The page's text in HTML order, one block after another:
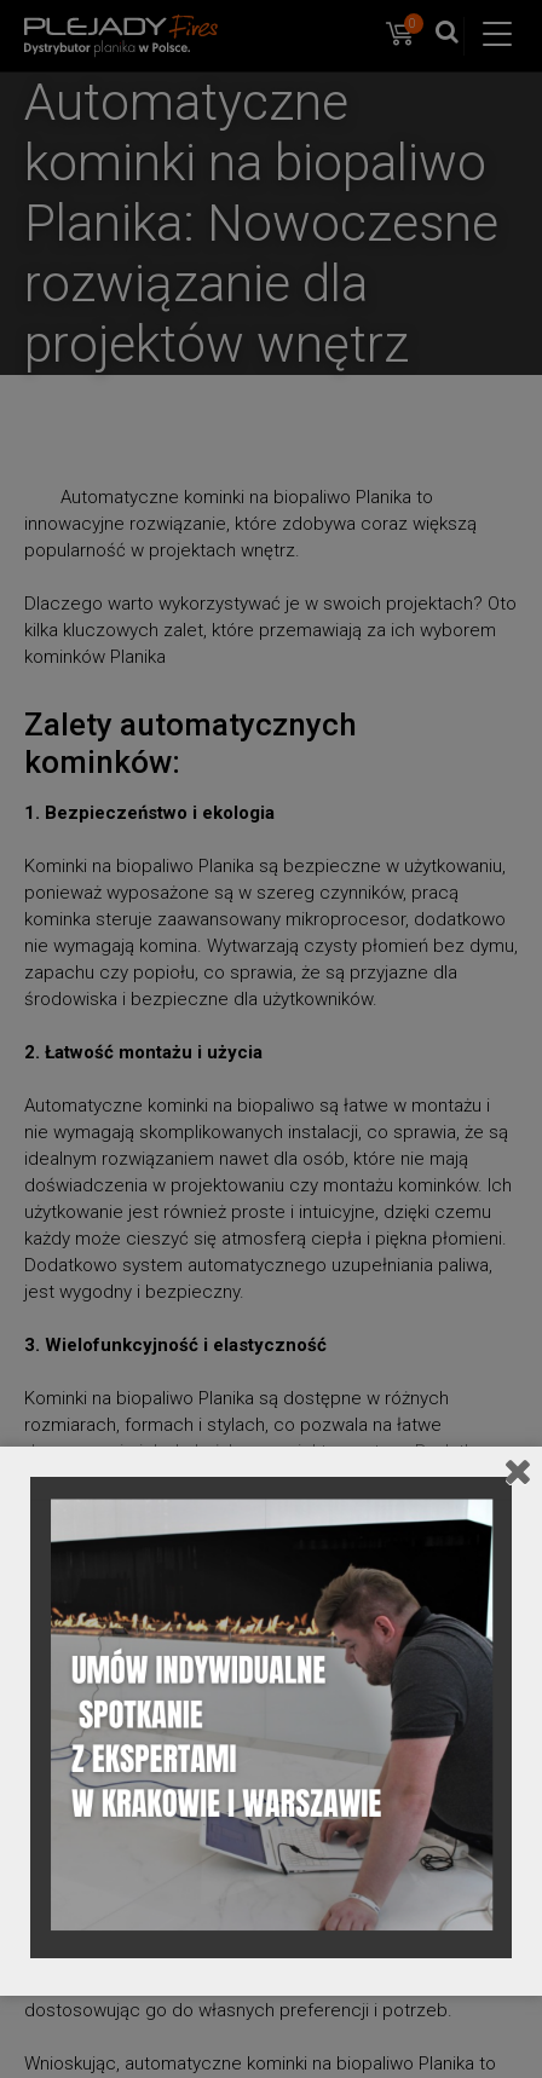
Garden
Koszyk
0
Automatyczne
kominki na biopaliwo
Planika: Nowoczesne
rozwiązanie dla
projektów wnętrz
Automatyczne kominki na biopaliwo Planika to
innowacyjne rozwiązanie, które zdobywa coraz większą
popularność w projektach wnętrz.
Dlaczego warto wykorzystywać je w swoich projektach? Oto
kilka kluczowych zalet, które przemawiają za ich wyborem
kominków Planika
Zalety automatycznych
kominków:
1. Bezpieczeństwo i ekologia
Kominki na biopaliwo Planika są bezpieczne w użytkowaniu,
ponieważ wyposażone są w szereg czynników, pracą
kominka steruje zaawansowany mikroprocesor, dodatkowo
nie wymagają komina. Wytwarzają czysty płomień bez dymu,
zapachu czy popiołu, co sprawia, że są przyjazne dla
środowiska i bezpieczne dla użytkowników.
2. Łatwość montażu i użycia
Automatyczne kominki na biopaliwo są łatwe w montażu i
nie wymagają skomplikowanych instalacji, co sprawia, że są
idealnym rozwiązaniem nawet dla osób, które nie mają
doświadczenia w projektowaniu czy montażu kominków. Ich
użytkowanie jest również proste i intuicyjne, dzięki czemu
każdy może cieszyć się atmosferą ciepła i piękna płomieni.
Dodatkowo system automatycznego uzupełniania paliwa,
jest wygodny i bezpieczny.
3. Wielofunkcyjność i elastyczność
Kominki na biopaliwo Planika są dostępne w różnych
rozmiarach, formach i stylach, co pozwala na łatwe
dopasowanie ich do każdego projektu wnętrza. Dodatkowo,
mogą być stosowane zarówno w pomieszczeniach, a
wersje odporne na działanie czynników atmosferycznych (
Cabo Planika, Porto Planika) również na zewnątrz, co daje
projektantom dużą elastyczność w planowaniu przestrzeni.
4. Estetyka i design
Automatyczne kominki na biopaliwo są nie tylko
praktycznym źródłem ciepła, ale także pięknym elementem
dekoracyjnym, który nadaje wnętrzu elegancji i wyjątkowego
charakteru. Ich nowoczesny design i efektowne płomienie
stanowią doskonałe uzupełnienie każdego projektu wnętrza,
dodając mu unikalnego uroku i atmosfery.
Dzięki możliwości sterowania pilotem lub z aplikacji mobilnej,
użytkowanie automatycznych kominków na biopaliwo staje
się niezwykle komfortowe i wygodne. Możemy łatwo
dostosowując go do własnych preferencji i potrzeb.
Wnioskując, automatyczne kominki na biopaliwo Planika to